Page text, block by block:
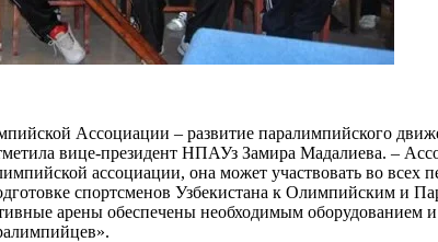
Ассоциации – развитие паралимпийского
вице-президент НПАУз Замира Мадалиева. –
ассоциации, она может участвовать во всех
спортсменов Узбекистана к Олимпийским и
арены обеспечены необходимым